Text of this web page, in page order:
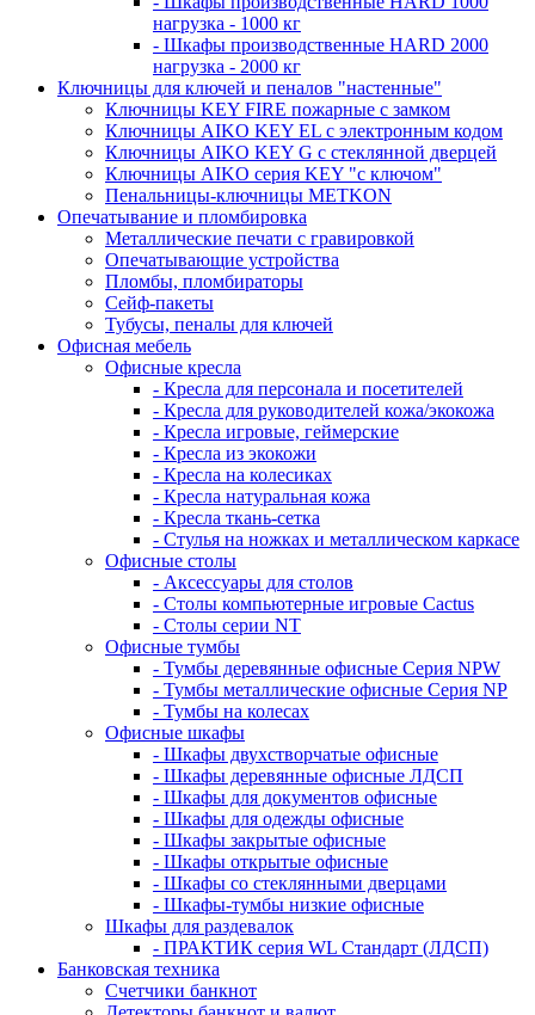
нагрузка - 1000 кг
- Шкафы производственные HARD 2000
нагрузка - 2000 кг
Ключницы для ключей и пеналов "настенные"
Ключницы KEY FIRE пожарные с замком
Ключницы AIKO KEY EL с электронным кодом
Ключницы AIKO KEY G с стеклянной дверцей
Ключницы AIKO серия KEY "с ключом"
Пенальницы-ключницы METKON
Опечатывание и пломбировка
Металлические печати с гравировкой
Опечатывающие устройства
Пломбы, пломбираторы
Сейф-пакеты
Тубусы, пеналы для ключей
Офисная мебель
Офисные кресла
- Кресла для персонала и посетителей
- Кресла для руководителей кожа/экокожа
- Кресла игровые, геймерские
- Кресла из экокожи
- Кресла на колесиках
- Кресла натуральная кожа
- Кресла ткань-сетка
- Стулья на ножках и металлическом каркасе
Офисные столы
- Аксессуары для столов
- Столы компьютерные игровые Cactus
- Столы серии NT
Офисные тумбы
- Тумбы деревянные офисные Серия NPW
- Тумбы металлические офисные Серия NP
- Тумбы на колесах
Офисные шкафы
- Шкафы двухстворчатые офисные
- Шкафы деревянные офисные ЛДСП
- Шкафы для документов офисные
- Шкафы для одежды офисные
- Шкафы закрытые офисные
- Шкафы открытые офисные
- Шкафы со стеклянными дверцами
- Шкафы-тумбы низкие офисные
Шкафы для раздевалок
- ПРАКТИК серия WL Стандарт (ЛДСП)
Банковская техника
Счетчики банкнот